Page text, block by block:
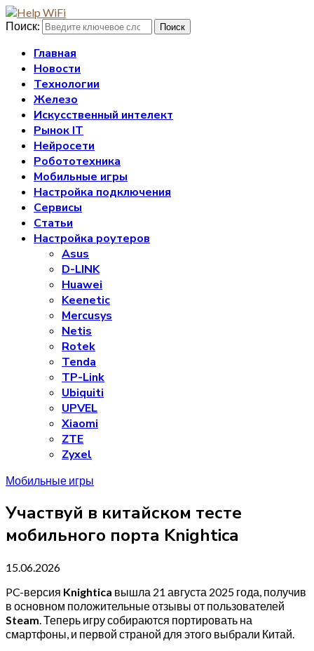
Поиск: Поиск
Главная
Новости
Технологии
Железо
Искусственный интелект
Рынок IT
Нейросети
Робототехника
Мобильные игры
Настройка подключения
Сервисы
Статьи
Настройка роутеров
Asus
D-LINK
Huawei
Keenetic
Mercusys
Netis
Rotek
Tenda
TP-Link
Ubiquiti
UPVEL
Xiaomi
ZTE
Zyxel
Мобильные игры
Участвуй в китайском тесте
мобильного порта Knightica
15.06.2026
PC-версия Knightica вышла 21 августа 2025 года, получив
в основном положительные отзывы от пользователей
Steam. Теперь игру собираются портировать на
смартфоны, и первой страной для этого выбрали Китай.